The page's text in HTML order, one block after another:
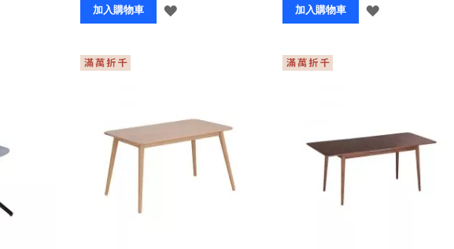
加入購物車
登
加入購物車
登